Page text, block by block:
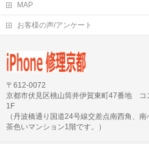
MAP
お客様の声/アンケート
〒612-0072
京都市伏見区桃山筒井伊賀東町47番地 コ
1F
（丹波橋通り国道24号線交差点南西角、
茶色いマンション1階です。）